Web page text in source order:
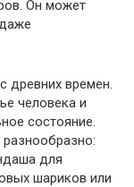
Он может
древних времен.
человека и
состояние.
для
шариков или